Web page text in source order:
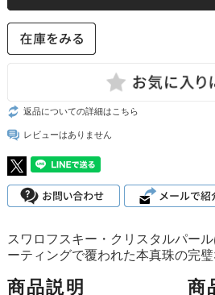
返品についての詳細はこちら
レビューはありません
スワロフスキー・クリスタルパー
ーティングで覆われた本真珠の完璧
商品説明 商